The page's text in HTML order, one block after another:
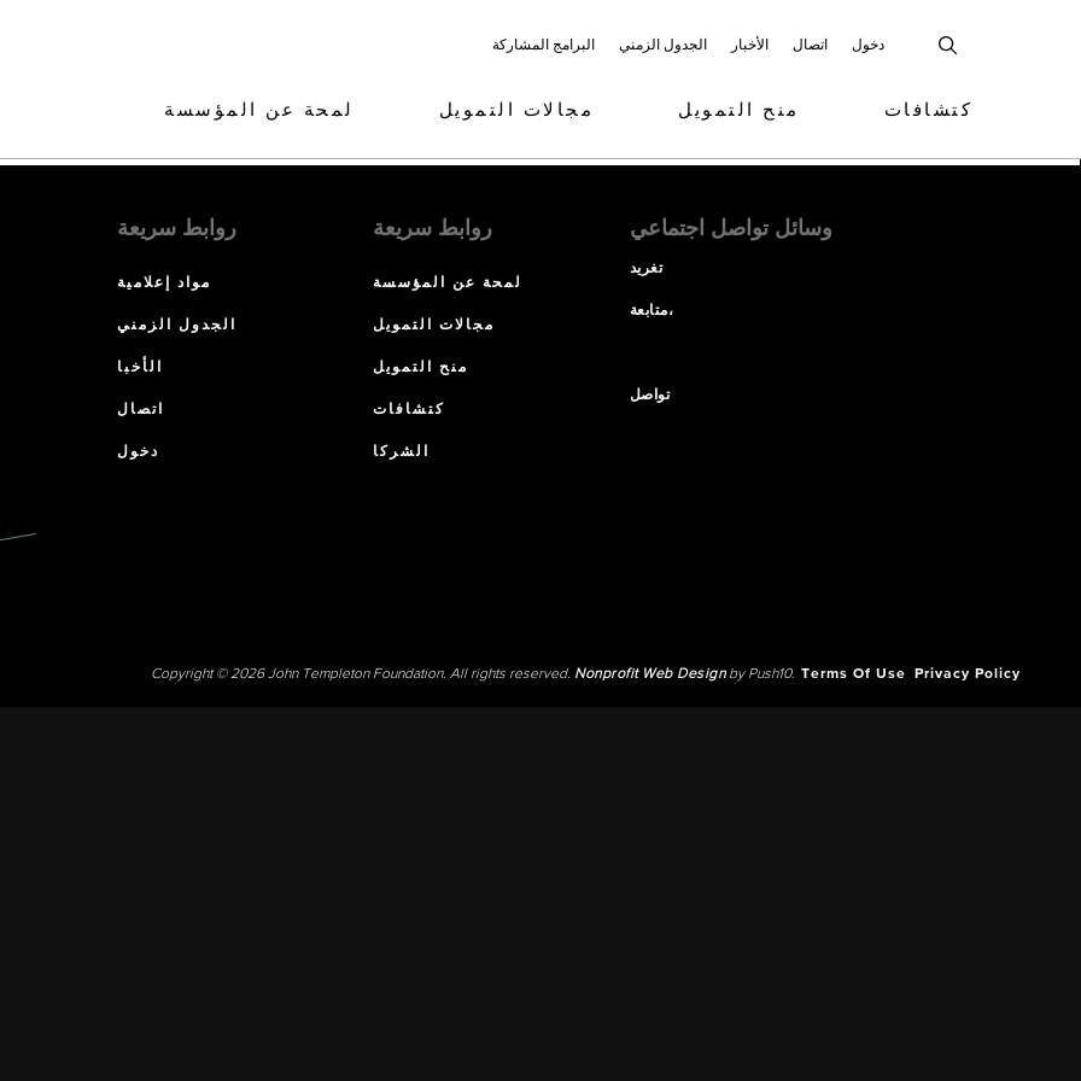
البرامج المشاركة الجدول الزمني الأخبار اتصال دخول
لمحة عن المؤسسة مجالات التمويل منح التمويل كتشافات
روابط سريعة
مواد إعلامية
الجدول الزمني
الأخبا
اتصال
دخول
روابط سريعة
لمحة عن المؤسسة
مجالات التمويل
منح التمويل
كتشافات
الشركا
وسائل تواصل اجتماعي
تغريد
متابعة،
تواصل
Copyright © 2026 John Templeton Foundation. All rights reserved. Nonprofit Web Designby Push10. Terms Of Use Privacy Policy